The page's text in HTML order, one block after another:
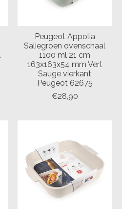
Peugeot Appolia
Saliegroen ovenschaal
1100 ml 21 cm
163x163x54 mm Vert
Sauge vierkant
Peugeot 62675
€28,90